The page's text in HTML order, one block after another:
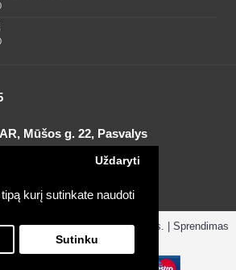
kurį sutinkate naudoti
Uždaryti
Sutinku
Mūšos g. 22, Pasvalys
visos teisės saugomos. | Sprendimas
ParduotuvesNuoma.lt